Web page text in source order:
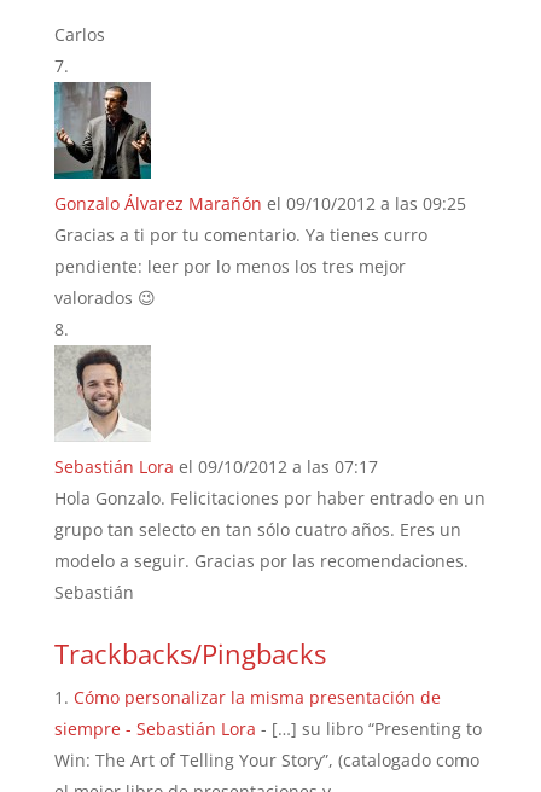
Carlos
Gonzalo Álvarez Marañón el 09/10/2012 a las 09:25
Gracias a ti por tu comentario. Ya tienes curro
pendiente: leer por lo menos los tres mejor
valorados 😉
Sebastián Lora el 09/10/2012 a las 07:17
Hola Gonzalo. Felicitaciones por haber entrado en un
grupo tan selecto en tan sólo cuatro años. Eres un
modelo a seguir. Gracias por las recomendaciones.
Sebastián
Trackbacks/Pingbacks
Cómo personalizar la misma presentación de
siempre - Sebastián Lora - […] su libro “Presenting to
Win: The Art of Telling Your Story”, (catalogado como